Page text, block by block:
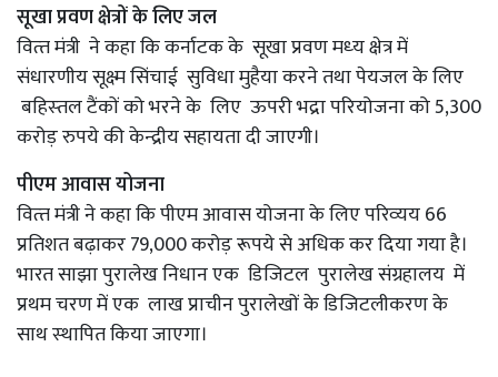
सूखा प्रवण क्षेत्रों के लिए जल
वित्‍त मंत्री ने कहा कि कर्नाटक के सूखा प्रवण मध्‍य क्षेत्र में
संधारणीय सूक्ष्‍म सिंचाई सुविधा मुहैया करने तथा पेयजल के लिए
बहिस्‍तल टैंकों को भरने के लिए ऊपरी भद्रा परियोजना को 5,300
करोड़ रुपये की केन्‍द्रीय सहायता दी जाएगी।
पीएम आवास योजना
वित्‍त मंत्री ने कहा कि पीएम आवास योजना के लिए परिव्‍यय 66
प्रतिशत बढ़ाकर 79,000 करोड़ रूपये से अधिक कर दिया गया है।
भारत साझा पुरालेख निधान एक डिजिटल पुरालेख संग्रहालय में
प्रथम चरण में एक लाख प्राचीन पुरालेखों के डिजिटलीकरण के
साथ स्‍थापित किया जाएगा।